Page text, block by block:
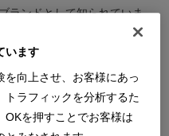
ランドとして知られていま
シーナは、教会の木製チェア
装などを手掛け、技術力を確
ザレ・カッシーナとウンベル
が設立されると、5０年代には
、その後多くの製品が世界中
れるなど、その完成度とデザ
います
向上させ、お客様にあっ
トラフィックを分析するた
OKを押すことでお客様は